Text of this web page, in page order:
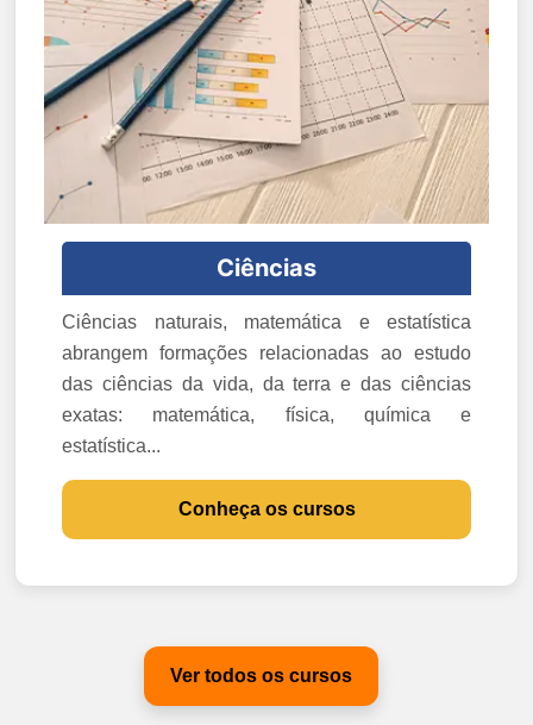
Ciências
Ciências naturais, matemática e estatística
abrangem formações relacionadas ao estudo
das ciências da vida, da terra e das ciências
exatas: matemática, física, química e
estatística...
Conheça os cursos
Ver todos os cursos